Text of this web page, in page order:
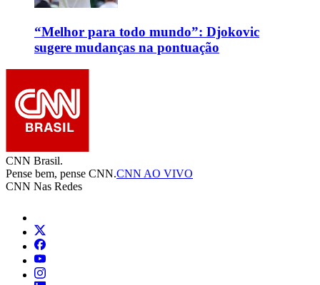
“Melhor para todo mundo”: Djokovic
sugere mudanças na pontuação
CNN Brasil.
Pense bem, pense CNN.CNN AO VIVO
CNN Nas Redes